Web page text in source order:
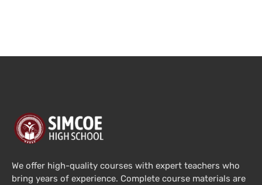
We offer high-quality courses with expert teachers who
bring years of experience. Complete course materials are